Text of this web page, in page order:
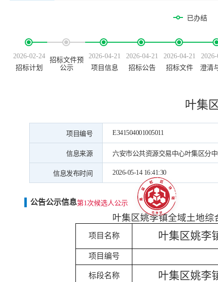
已办结
2026-02-24
招标计划
招标文件预
公示
2026-04-21
项目信息
2026-04-21
招标公告
2026-04-21
招标文件
澄清
叶集
项目编号 E341504001005011
信息来源 六安市公共资源交易中心叶集区分
信息发布时间 2026-05-14 16:41:30
公告公示信息第1次候选人公示
叶集区姚李镇全域土地综
项目名称 叶集区姚李
项目编号
标段名称 叶集区姚李